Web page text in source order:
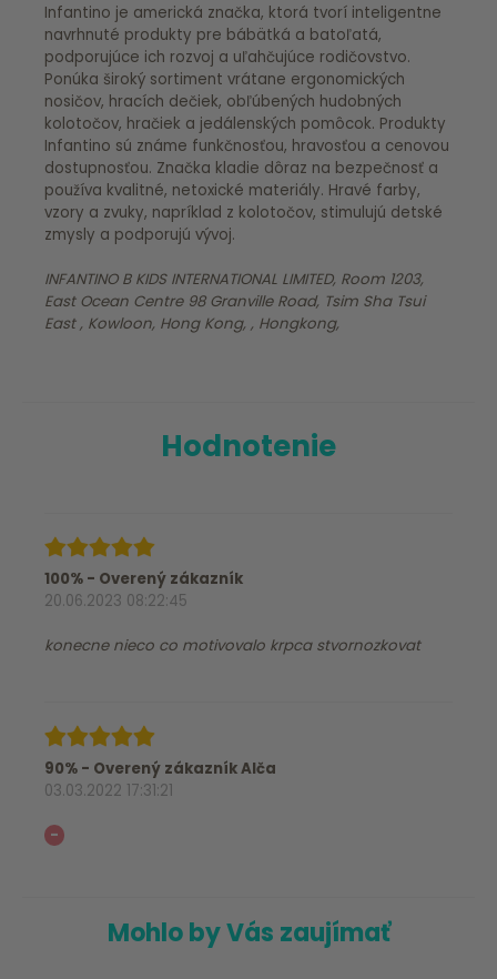
Infantino je americká značka, ktorá tvorí inteligentne
navrhnuté produkty pre bábätká a batoľatá,
podporujúce ich rozvoj a uľahčujúce rodičovstvo.
Ponúka široký sortiment vrátane ergonomických
nosičov, hracích dečiek, obľúbených hudobných
kolotočov, hračiek a jedálenských pomôcok. Produkty
Infantino sú známe funkčnosťou, hravosťou a cenovou
dostupnosťou. Značka kladie dôraz na bezpečnosť a
používa kvalitné, netoxické materiály. Hravé farby,
vzory a zvuky, napríklad z kolotočov, stimulujú detské
zmysly a podporujú vývoj.
INFANTINO B KIDS INTERNATIONAL LIMITED, Room 1203,
East Ocean Centre 98 Granville Road, Tsim Sha Tsui
East , Kowloon, Hong Kong, , Hongkong,
Hodnotenie
100% - Overený zákazník
20.06.2023 08:22:45
konecne nieco co motivovalo krpca stvornozkovat
90% - Overený zákazník Alča
03.03.2022 17:31:21
-
Mohlo by Vás zaujímať